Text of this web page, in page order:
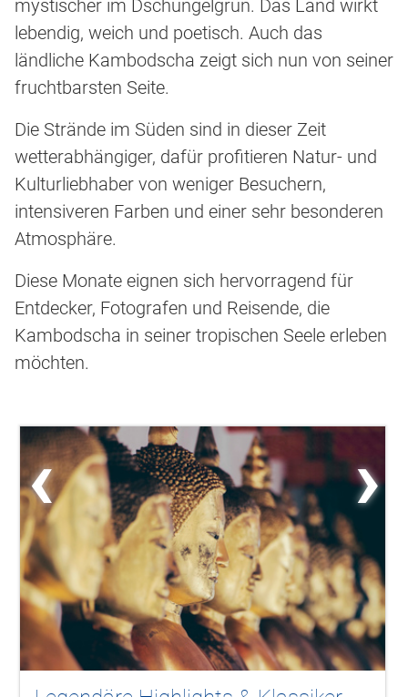
mystischer im Dschungelgrün. Das Land wirkt
lebendig, weich und poetisch. Auch das
ländliche Kambodscha zeigt sich nun von seiner
fruchtbarsten Seite.
Die Strände im Süden sind in dieser Zeit
wetterabhängiger, dafür profitieren Natur- und
Kulturliebhaber von weniger Besuchern,
intensiveren Farben und einer sehr besonderen
Atmosphäre.
Diese Monate eignen sich hervorragend für
Entdecker, Fotografen und Reisende, die
Kambodscha in seiner tropischen Seele erleben
möchten.
‹ ›